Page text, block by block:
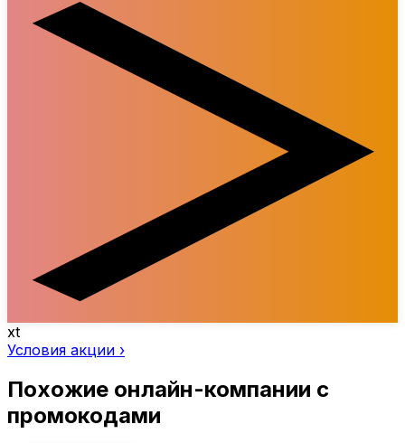
xt
Условия акции ›
Похожие онлайн-компании с
промокодами